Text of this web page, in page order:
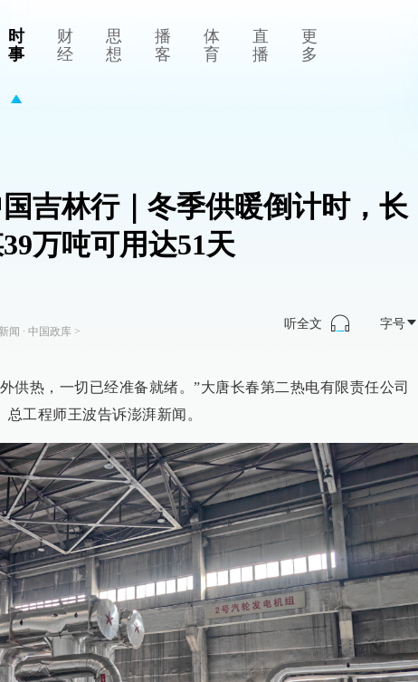
时
事
财
经
思
想
播
客
体
育
直
播
更
多
吉林行｜冬季供暖倒计时，长
万吨可用达51天
闻 ∙ 中国政库>
听全文 字号
供热，一切已经准备就绪。”大唐长春第二热电有限责任公司
总工程师王波告诉澎湃新闻。